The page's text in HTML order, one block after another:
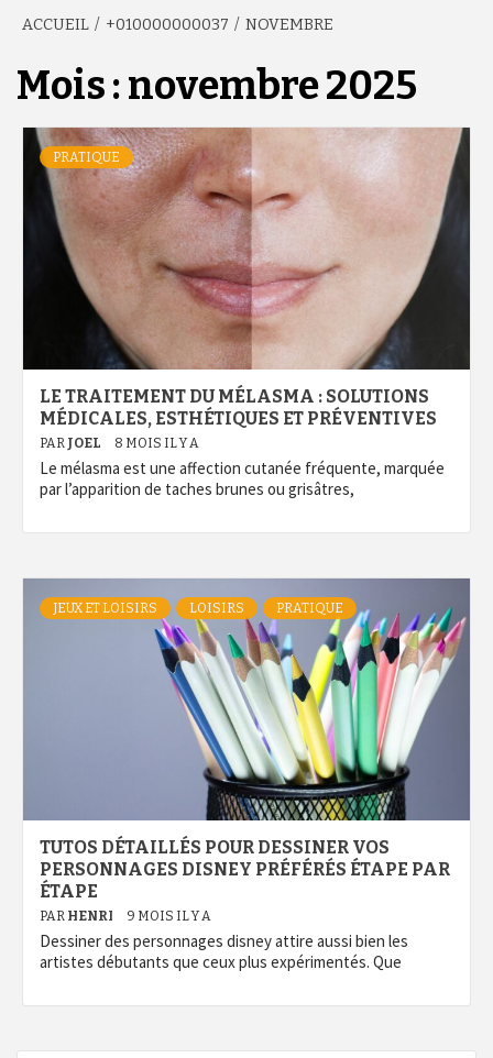
ACCUEIL +010000000037 NOVEMBRE
Mois :novembre 2025
PRATIQUE
LE TRAITEMENT DU MÉLASMA : SOLUTIONS
MÉDICALES, ESTHÉTIQUES ET PRÉVENTIVES
PAR JOEL 8 MOIS IL Y A
Le mélasma est une affection cutanée fréquente, marquée
par l’apparition de taches brunes ou grisâtres,
JEUX ET LOISIRS LOISIRS PRATIQUE
TUTOS DÉTAILLÉS POUR DESSINER VOS
PERSONNAGES DISNEY PRÉFÉRÉS ÉTAPE PAR
ÉTAPE
PAR HENRI 9 MOIS IL Y A
Dessiner des personnages disney attire aussi bien les
artistes débutants que ceux plus expérimentés. Que